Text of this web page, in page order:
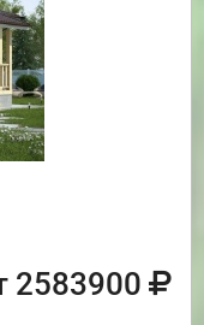
2583900